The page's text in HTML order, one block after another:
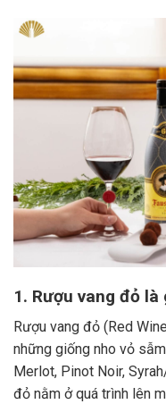
1. Rượu vang đỏ là
Rượu vang đỏ (Red
những giống nho vỏ
Merlot, Pinot Noir,
đỏ nằm ở quá trình lên